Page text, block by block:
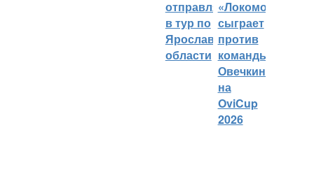
отправляется
в тур по
Ярославской
области
«Локомотива»
сыграет
против
команды
Овечкина
на
OviCup
2026